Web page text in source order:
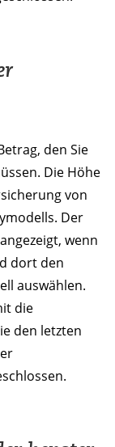
den Sie
Die Höhe
von
Der
wenn
dort den
auswählen.
die
den letzten